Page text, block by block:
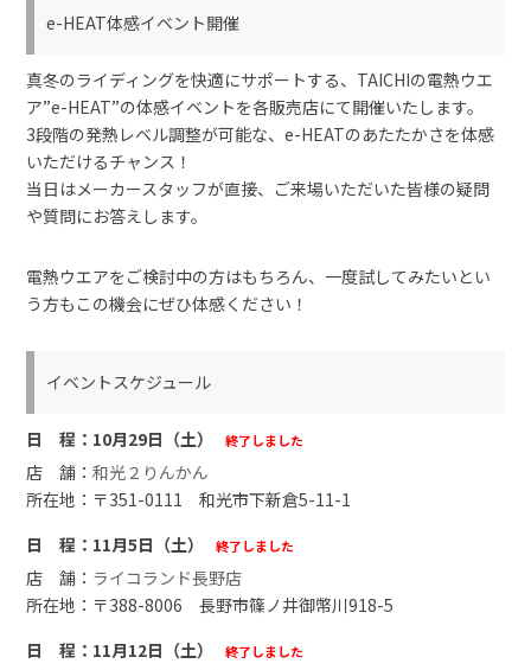
e-HEAT体感イベント開催
真冬のライディングを快適にサポートする、TAICHIの電熱ウエ
ア”e-HEAT”の体感イベントを各販売店にて開催いたします。
3段階の発熱レベル調整が可能な、e-HEATのあたたかさを体感
いただけるチャンス！
当日はメーカースタッフが直接、ご来場いただいた皆様の疑問
や質問にお答えします。
電熱ウエアをご検討中の方はもちろん、一度試してみたいとい
う方もこの機会にぜひ体感ください！
イベントスケジュール
10月29日（土） 終了しました
和光２りんかん
〒351-0111 和光市下新倉5-11-1
11月5日（土）
終了しました
ライコランド長野店
〒388-8006 長野市篠ノ井御幣川918-5
11月12日（土）
終了しました